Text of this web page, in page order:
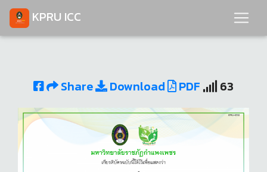
KPRU ICC
Share Download PDF 63